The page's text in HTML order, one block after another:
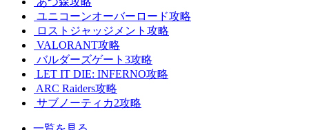
ユニコーンオーバーロード攻略
ロストジャッジメント攻略
VALORANT攻略
バルダーズゲート3攻略
LET IT DIE: INFERNO攻略
ARC Raiders攻略
サブノーティカ2攻略